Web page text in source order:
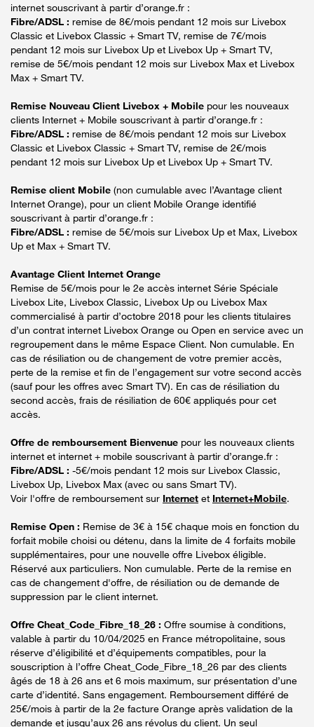
internet souscrivant à partir d’orange.fr :
Fibre/ADSL : remise de 8€/mois pendant 12 mois sur Livebox
Classic et Livebox Classic + Smart TV, remise de 7€/mois
pendant 12 mois sur Livebox Up et Livebox Up + Smart TV,
remise de 5€/mois pendant 12 mois sur Livebox Max et Livebox
Max + Smart TV.
Remise Nouveau Client Livebox + Mobile pour les nouveaux
clients Internet + Mobile souscrivant à partir d’orange.fr :
Fibre/ADSL : remise de 8€/mois pendant 12 mois sur Livebox
Classic et Livebox Classic + Smart TV, remise de 2€/mois
pendant 12 mois sur Livebox Up et Livebox Up + Smart TV.
Remise client Mobile (non cumulable avec l’Avantage client
Internet Orange), pour un client Mobile Orange identifié
souscrivant à partir d’orange.fr :
Fibre/ADSL : remise de 5€/mois sur Livebox Up et Max, Livebox
Up et Max + Smart TV.
Avantage Client Internet Orange
Remise de 5€/mois pour le 2e accès internet Série Spéciale
Livebox Lite, Livebox Classic, Livebox Up ou Livebox Max
commercialisé à partir d’octobre 2018 pour les clients titulaires
d’un contrat internet Livebox Orange ou Open en service avec un
regroupement dans le même Espace Client. Non cumulable. En
cas de résiliation ou de changement de votre premier accès,
perte de la remise et fin de l’engagement sur votre second accès
(sauf pour les offres avec Smart TV). En cas de résiliation du
second accès, frais de résiliation de 60€ appliqués pour cet
accès.
Offre de remboursement Bienvenue pour les nouveaux clients
internet et internet + mobile souscrivant à partir d’orange.fr :
Fibre/ADSL : -5€/mois pendant 12 mois sur Livebox Classic,
Livebox Up, Livebox Max (avec ou sans Smart TV).
Voir l'offre de remboursement sur Internet et Internet+Mobile.
Remise Open : Remise de 3€ à 15€ chaque mois en fonction du
forfait mobile choisi ou détenu, dans la limite de 4 forfaits mobile
supplémentaires, pour une nouvelle offre Livebox éligible.
Réservé aux particuliers. Non cumulable. Perte de la remise en
cas de changement d'offre, de résiliation ou de demande de
suppression par le client internet.
Offre Cheat_Code_Fibre_18_26 : Offre soumise à conditions,
valable à partir du 10/04/2025 en France métropolitaine, sous
réserve d’éligibilité et d’équipements compatibles, pour la
souscription à l’offre Cheat_Code_Fibre_18_26 par des clients
âgés de 18 à 26 ans et 6 mois maximum, sur présentation d’une
carte d’identité. Sans engagement. Remboursement différé de
25€/mois à partir de la 2e facture Orange après validation de la
demande et jusqu’aux 26 ans révolus du client. Un seul